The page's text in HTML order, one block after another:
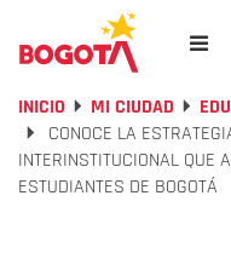
INICIO MI CIUDAD
CONOCE LA
INTERINSTITUCIONAL QUE
ESTUDIANTES DE BOGOTÁ